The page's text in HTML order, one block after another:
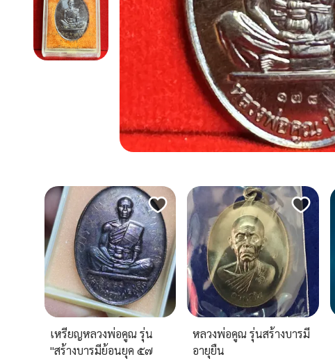
เหรียญหลวงพ่อคูณ รุ่น
"สร้างบารมีย้อนยุค ๕๗
หลวงพ่อคูณ รุ่นสร้างบารมี
อายุยืน